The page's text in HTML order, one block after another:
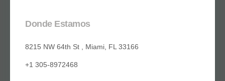
Donde Estamos
8215 NW 64th St , Miami, FL 33166
+1 305-8972468